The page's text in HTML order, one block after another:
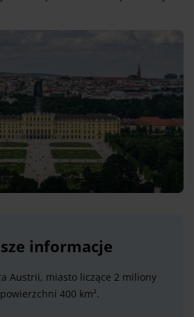
informacje
Austrii, miasto liczące 2 miliony
400 km².